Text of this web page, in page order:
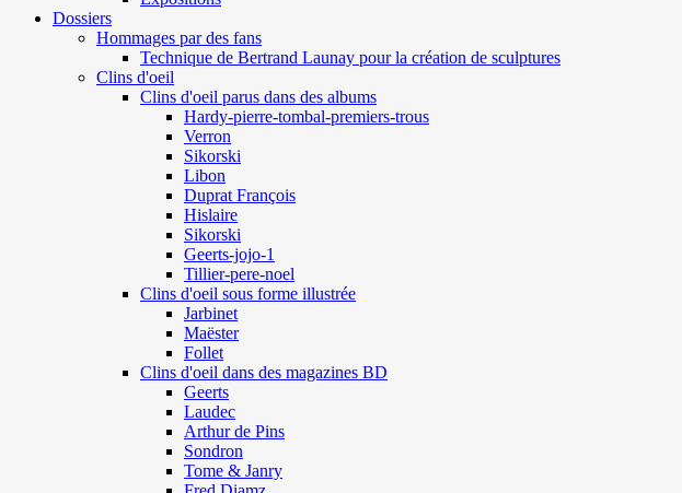
Dossiers
Hommages par des fans
Technique de Bertrand Launay pour la création de sculptures
Clins d'oeil
Clins d'oeil parus dans des albums
Hardy-pierre-tombal-premiers-trous
Verron
Sikorski
Libon
Duprat François
Hislaire
Sikorski
Geerts-jojo-1
Tillier-pere-noel
Clins d'oeil sous forme illustrée
Jarbinet
Maëster
Follet
Clins d'oeil dans des magazines BD
Geerts
Laudec
Arthur de Pins
Sondron
Tome & Janry